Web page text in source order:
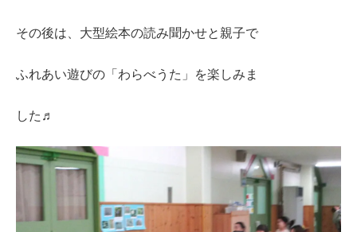
その後は、大型絵本の読み聞かせと親子で
ふれあい遊びの「わらべうた」を楽しみま
した♬